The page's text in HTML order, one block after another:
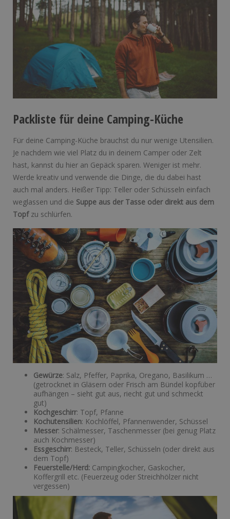
Packliste für deine Camping-Küche
Für deine Camping-Küche brauchst du nur wenige Utensilien.
Je nachdem wie viel Platz du in deinem Camper oder Zelt
hast, kannst du hier an Gepäck sparen. Weniger ist mehr.
Werde kreativ und verwende die Dinge, die du dabei hast
auch mal anders. Heißer Tipp: Teller oder Schüsseln einfach
weglassen und die Suppe aus der Tasse oder direkt aus dem
Topfzu schlürfen.
Gewürze: Salz, Pfeffer, Paprika, Oregano, Basilikum …
(getrocknet in Gläsern oder Frisch am Bündel kopfüber
aufhängen – sieht gut aus, riecht gut und schmeckt
gut)
Kochgeschirr: Topf, Pfanne
Kochutensilien: Kochlöffel, Pfannenwender, Schüssel
Messer: Schälmesser, Taschenmesser (bei genug Platz
auch Kochmesser)
Essgeschirr: Besteck, Teller, Schüsseln (oder direkt aus
dem Topf)
Feuerstelle/Herd: Campingkocher, Gaskocher,
Koffergrill etc. (Feuerzeug oder Streichhölzer nicht
vergessen)